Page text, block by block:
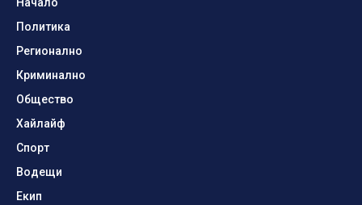
Политика
Регионално
Криминално
Общество
Хайлайф
Спорт
Водещи
Екип